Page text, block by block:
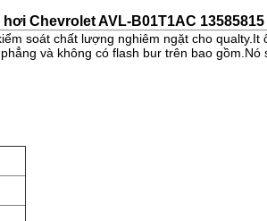
Chevrolet AVL-B01T1AC
soát chất lượng nghiêm ngặt cho
và không có flash bur trên bao